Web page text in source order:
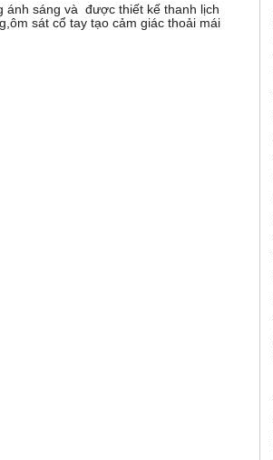
ánh sáng và được thiết kế thanh lịch
sát cổ tay tạo cảm giác thoải mái